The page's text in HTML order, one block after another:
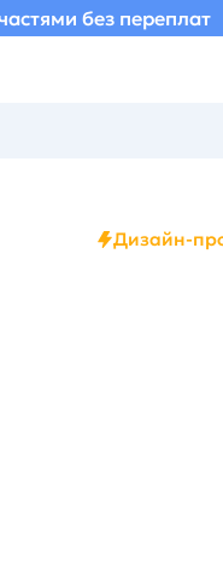
без переплат
Дизайн-